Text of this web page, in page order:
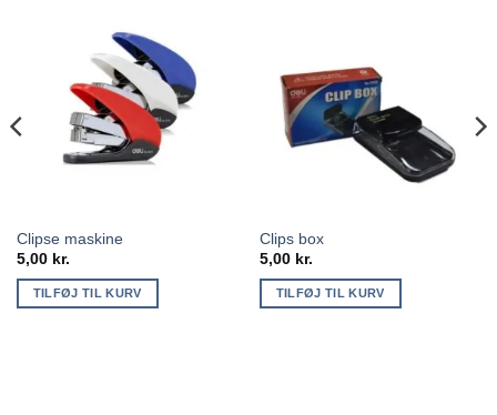
Clipse maskine
5,00 kr.
TILFØJ TIL KURV
Clips box
5,00 kr.
TILFØJ TIL KURV